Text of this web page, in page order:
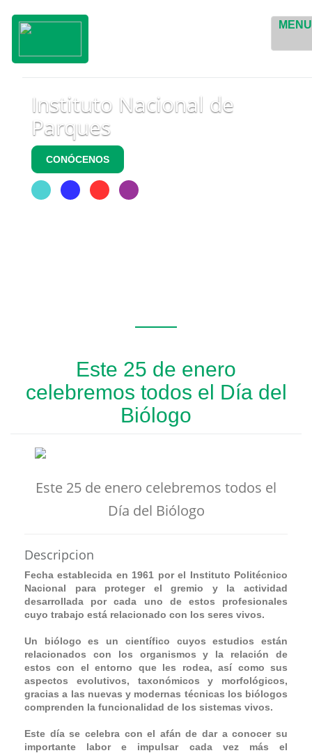
MENU
Instituto Nacional de
Parques
CONÓCENOS
Este 25 de enero
celebremos todos el Día del
Biólogo
Este 25 de enero celebremos todos el
Día del Biólogo
Descripcion
Fecha establecida en 1961 por el Instituto Politécnico
Nacional para proteger el gremio y la actividad
desarrollada por cada uno de estos profesionales
cuyo trabajo está relacionado con los seres vivos.
Un biólogo es un científico cuyos estudios están
relacionados con los organismos y la relación de
estos con el entorno que les rodea, así como sus
aspectos evolutivos, taxonómicos y morfológicos,
gracias a las nuevas y modernas técnicas los biólogos
comprenden la funcionalidad de los sistemas vivos.
Este día se celebra con el afán de dar a conocer su
importante labor e impulsar cada vez más el